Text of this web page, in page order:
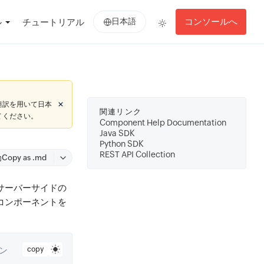
チュートリアル 日本語 コンソールへ
を用いて日本
ださい。
Copy as .md
ーバーサイドの
ンポーネントを
copy
関連リンク
Component Help Documentation
Java SDK
Python SDK
REST API Collection